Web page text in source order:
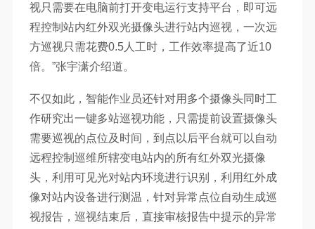
视只需要在电脑前打开变电运行支持平台，即可远
程控制站内红外双光摄像头进行站内巡视，一次远
方巡视只需花费0.5人工时，工作效率提高了近10
倍。”张宇潇介绍道。
不仅如此，智能作业员还针对用多个摄像头同时工
作研究出一键多站巡视功能，只需提前设置摄像头
需要巡视的点位及时间，到点以后平台就可以自动
远程控制巡维所辖变电站内的所有红外双光摄像
头，利用可见光对站内环境进行识别，利用红外成
像对站内设备进行测温，针对异常点位自动生成巡
视报告，巡视结束后，直接审核报告中提示的异常